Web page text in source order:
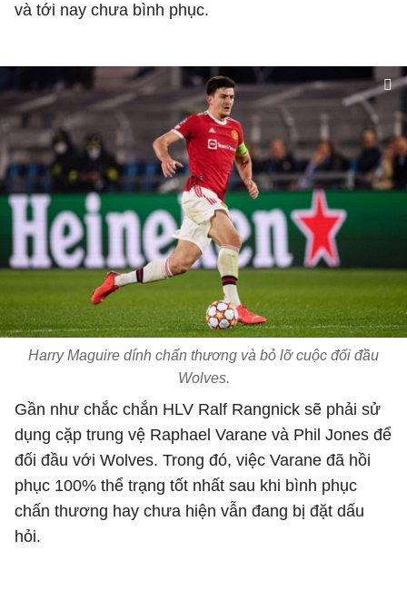
và tới nay chưa bình phục.
Harry Maguire dính chấn thương và bỏ lỡ cuộc đối đầu
Wolves.
Gần như chắc chắn HLV Ralf Rangnick sẽ phải sử
dụng cặp trung vệ Raphael Varane và Phil Jones để
đối đầu với Wolves. Trong đó, việc Varane đã hồi
phục 100% thể trạng tốt nhất sau khi bình phục
chấn thương hay chưa hiện vẫn đang bị đặt dấu
hỏi.